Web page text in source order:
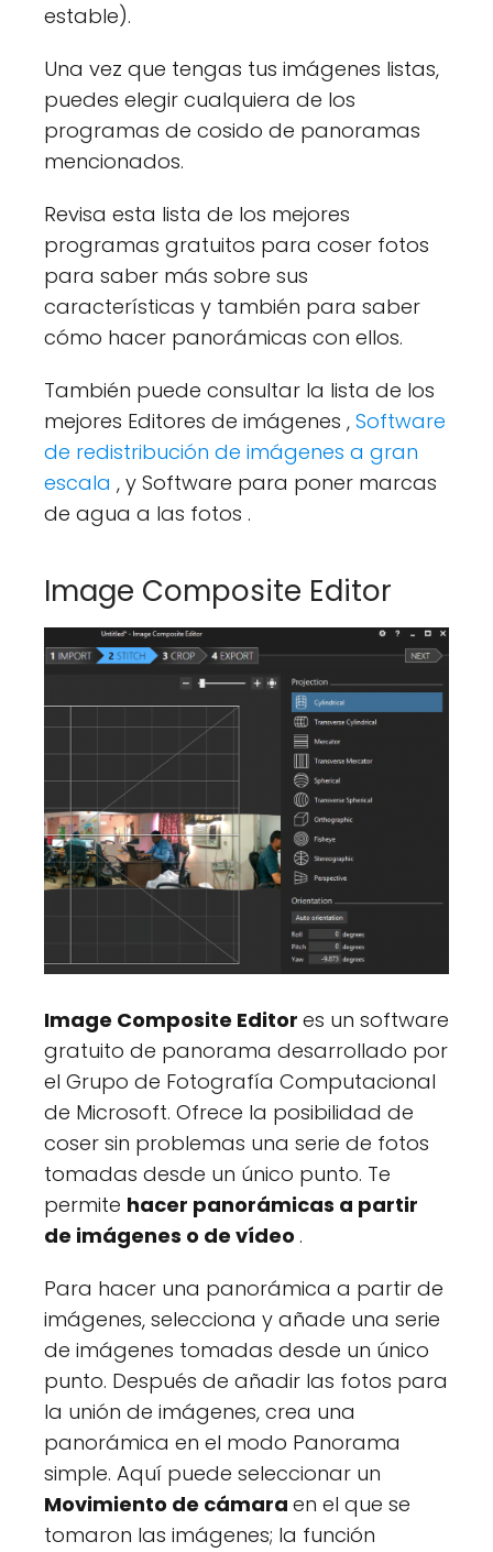
estable).
Una vez que tengas tus imágenes listas,
puedes elegir cualquiera de los
programas de cosido de panoramas
mencionados.
Revisa esta lista de los mejores
programas gratuitos para coser fotos
para saber más sobre sus
características y también para saber
cómo hacer panorámicas con ellos.
También puede consultar la lista de los
mejores Editores de imágenes , Software
de redistribución de imágenes a gran
escala , y Software para poner marcas
de agua a las fotos .
Image Composite Editor
Image Composite Editor es un software
gratuito de panorama desarrollado por
el Grupo de Fotografía Computacional
de Microsoft. Ofrece la posibilidad de
coser sin problemas una serie de fotos
tomadas desde un único punto. Te
permite hacer panorámicas a partir
de imágenes o de vídeo .
Para hacer una panorámica a partir de
imágenes, selecciona y añade una serie
de imágenes tomadas desde un único
punto. Después de añadir las fotos para
la unión de imágenes, crea una
panorámica en el modo Panorama
simple. Aquí puede seleccionar un
Movimiento de cámara en el que se
tomaron las imágenes; la función